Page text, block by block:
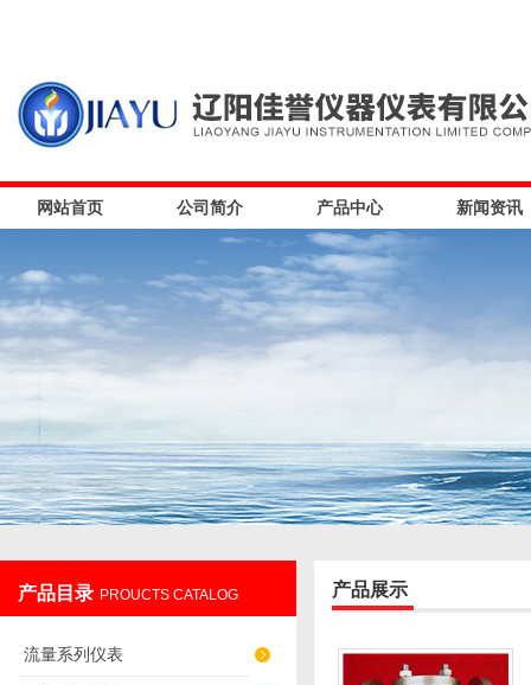
网站首页 公司简介 产品中心 新闻资讯
产品目录 PROUCTS CATALOG
流量系列仪表
产品展示